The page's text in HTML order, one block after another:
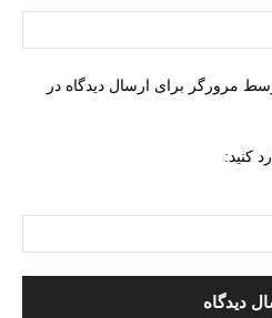
مرورگر برای ارسال دیدگاه در
کنید: